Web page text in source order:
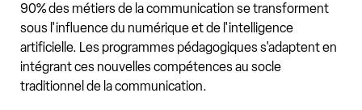
90% des métiers de la communication se transforment
sous l'influence du numérique et de l'intelligence
artificielle. Les programmes pédagogiques s'adaptent en
intégrant ces nouvelles compétences au socle
traditionnel de la communication.